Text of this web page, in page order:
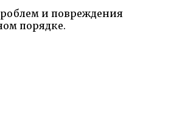
и повреждения
порядке.